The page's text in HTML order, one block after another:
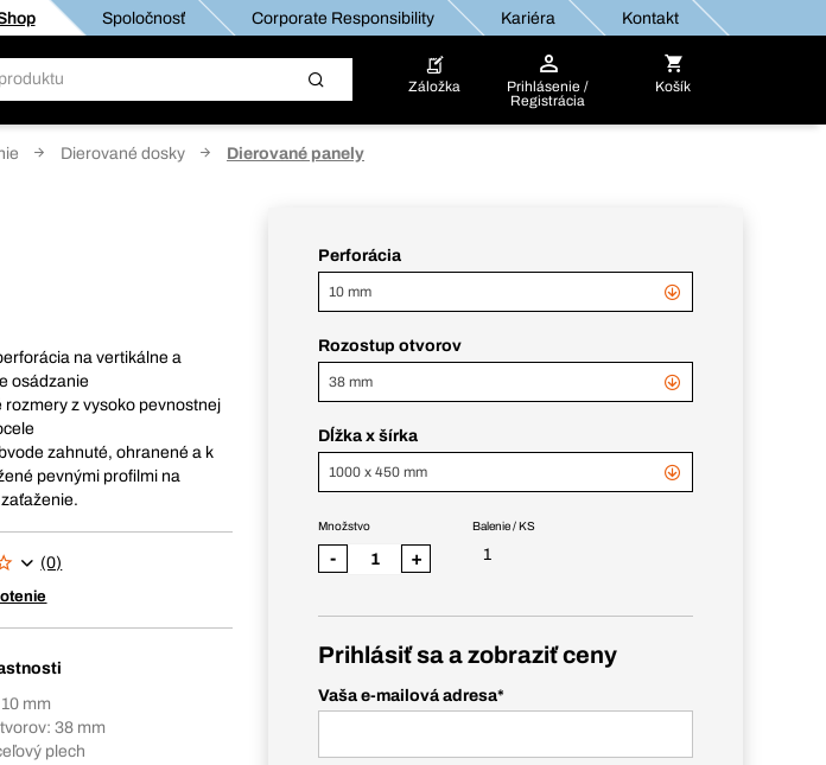
Spoločnosť Corporate Responsibility Kariéra Kontakt
Záložka
Prihlásenie /
Registrácia
Košík
Dierované dosky Dierované panely
na vertikálne a
osádzanie
rozmery z vysoko pevnostnej
zahnuté, ohranené a k
pevnými profilmi na
(0)
mm
38 mm
plech
Perforácia
10 mm
Rozostup otvorov
38 mm
Dĺžka x šírka
1000 x 450 mm
Balenie / KS
1
Množstvo
- +
Prihlásiť sa a zobraziť ceny
Vaša e-mailová adresa*